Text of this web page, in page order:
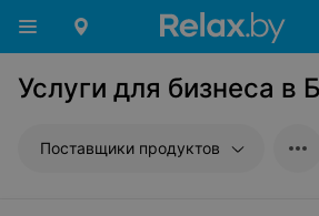
Услуги для бизнеса в
Поставщики продуктов